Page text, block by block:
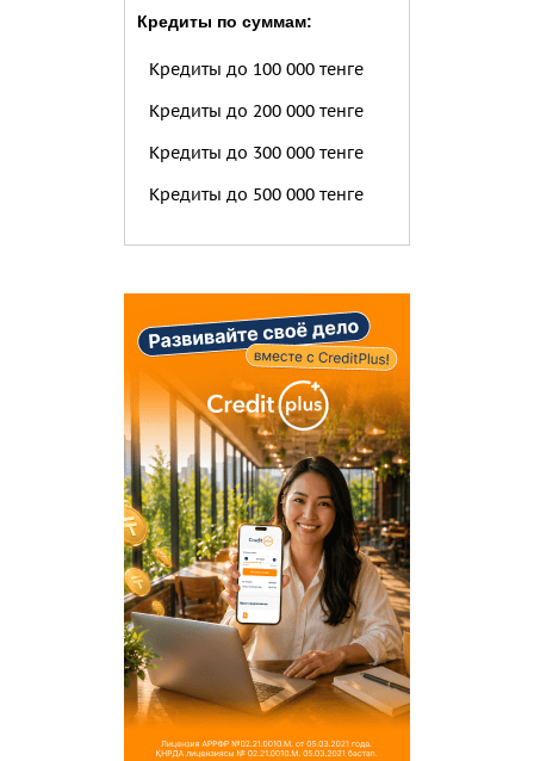
Кредиты по суммам:
Кредиты до 100 000 тенге
Кредиты до 200 000 тенге
Кредиты до 300 000 тенге
Кредиты до 500 000 тенге